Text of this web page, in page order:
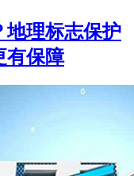
地理标志保护
有保障